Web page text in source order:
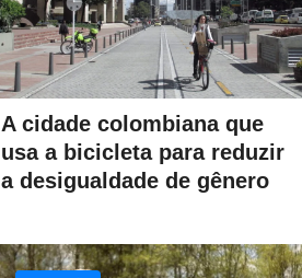
A cidade colombiana que
usa a bicicleta para reduzir
a desigualdade de gênero